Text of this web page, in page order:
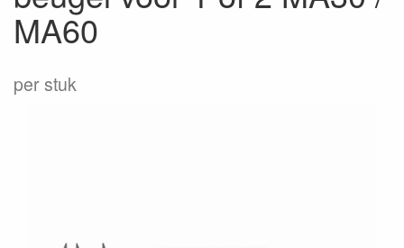
MA60
per stuk